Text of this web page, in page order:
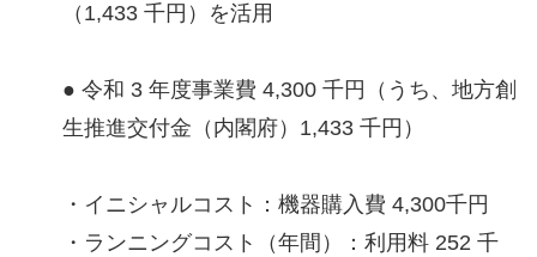
（1,433 千円）を活用
● 令和 3 年度事業費 4,300 千円（うち、地方創
生推進交付金（内閣府）1,433 千円）
・イニシャルコスト：機器購入費 4,300千円
・ランニングコスト（年間）：利用料 252 千